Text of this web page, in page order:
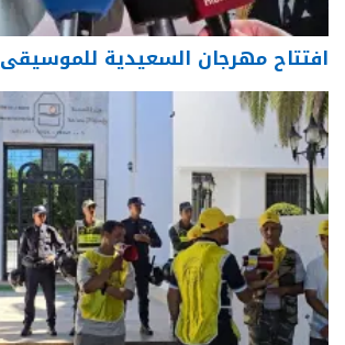
افتتاح مهرجان السعيدية للموسيقى